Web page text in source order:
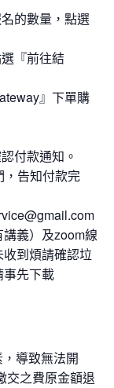
的數量，點選
『前往結
』下單購
付款通知。
告知付款完
義）及zoom線
到煩請確認垃
先下載
導致無法開
交之費原金額退